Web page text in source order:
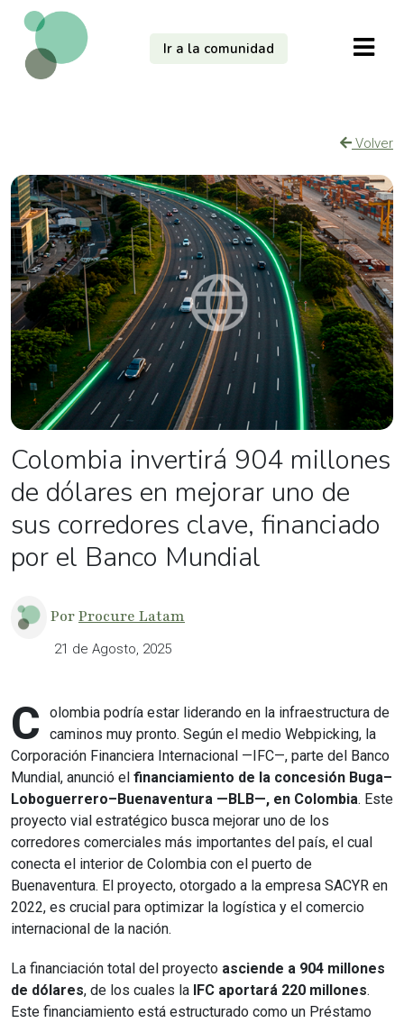
Ir a la comunidad
Volver
Colombia invertirá 904 millones
de dólares en mejorar uno de
sus corredores clave, financiado
por el Banco Mundial
PorProcure Latam
21 de Agosto, 2025
C
olombia podría estar liderando en la infraestructura de
caminos muy pronto. Según el medio Webpicking, la
Corporación Financiera Internacional —IFC—, parte del Banco
Mundial, anunció el financiamiento de la concesión Buga–
Loboguerrero–Buenaventura —BLB—, en Colombia. Este
proyecto vial estratégico busca mejorar uno de los
corredores comerciales más importantes del país, el cual
conecta el interior de Colombia con el puerto de
Buenaventura. El proyecto, otorgado a la empresa SACYR en
2022, es crucial para optimizar la logística y el comercio
internacional de la nación.
La financiación total del proyecto asciende a 904 millones
de dólares, de los cuales la IFC aportará 220 millones.
Este financiamiento está estructurado como un Préstamo